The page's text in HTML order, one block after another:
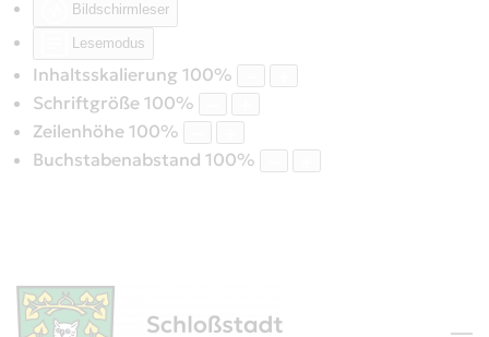
Bildschirmleser
Lesemodus
Inhaltsskalierung 100%
Schriftgröße 100%
Zeilenhöhe 100%
Buchstabenabstand 100%